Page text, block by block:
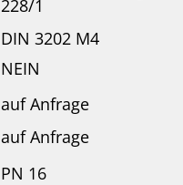
228/1
DIN 3202 M4
NEIN
auf Anfrage
auf Anfrage
PN 16